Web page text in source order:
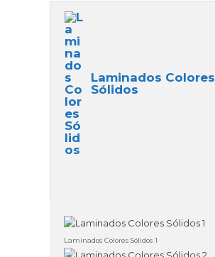
Laminados Colores
Sólidos
Laminados Colores Sólidos 1